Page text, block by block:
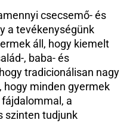
csecsemő- és
a tevékenységünk
áll, hogy kiemelt
, baba- és
tradicionálisan nagy
minden gyermek
a
szinten tudjunk